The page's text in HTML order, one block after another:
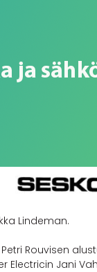
Lindeman.
Rouvisen
Jani